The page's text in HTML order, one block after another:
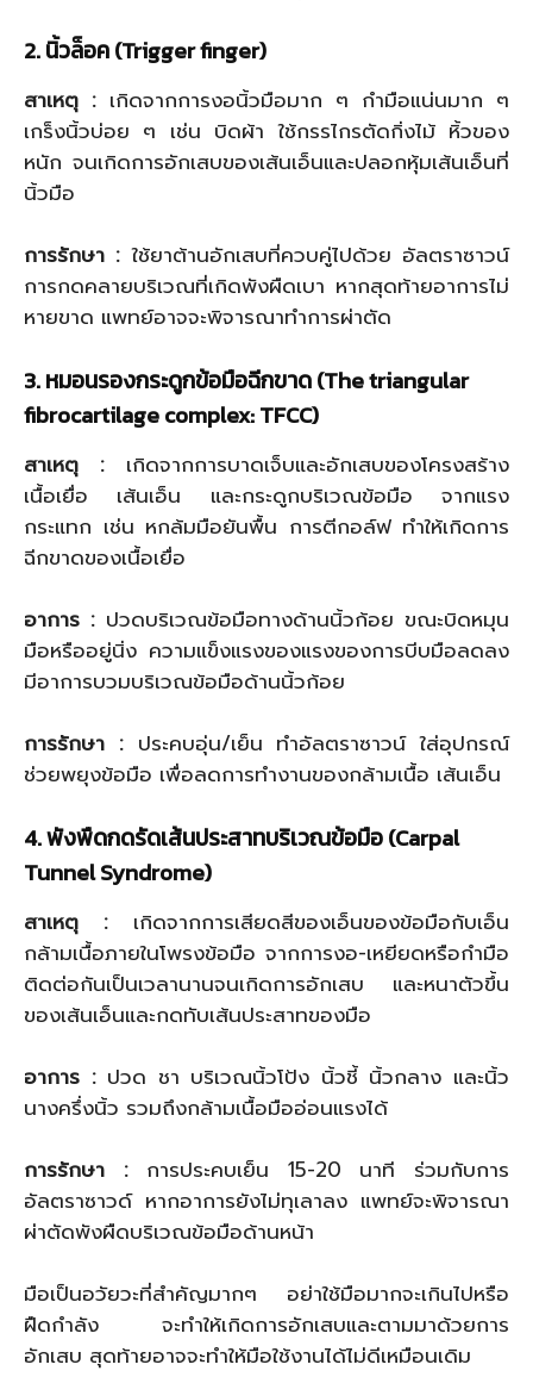
2. นิ้วล็อค (Trigger finger)
สาเหตุ : เกิดจากการงอนิ้วมือมาก ๆ กำมือแน่นมาก ๆ
เกร็งนิ้วบ่อย ๆ เช่น บิดผ้า ใช้กรรไกรตัดกิ่งไม้ หิ้วของ
หนัก จนเกิดการอักเสบของเส้นเอ็นและปลอกหุ้มเส้นเอ็นที่
นิ้วมือ
การรักษา : ใช้ยาต้านอักเสบที่ควบคู่ไปด้วย อัลตราซาวน์
การกดคลายบริเวณที่เกิดพังผืดเบา หากสุดท้ายอาการไม่
หายขาด แพทย์อาจจะพิจารณาทำการผ่าตัด
3. หมอนรองกระดูกข้อมือฉีกขาด (The triangular
fibrocartilage complex: TFCC)
สาเหตุ :
เกิดจากการบาดเจ็บและอักเสบของโครงสร้าง
เนื้อเยื่อ เส้นเอ็น และกระดูกบริเวณข้อมือ จากแรง
กระแทก เช่น หกล้มมือยันพื้น การตีกอล์ฟ ทำให้เกิดการ
ฉีกขาดของเนื้อเยื่อ
อาการ : ปวดบริเวณข้อมือทางด้านนิ้วก้อย ขณะบิดหมุน
มือหรืออยู่นิ่ง ความแข็งแรงของแรงของการบีบมือลดลง
มีอาการบวมบริเวณข้อมือด้านนิ้วก้อย
การรักษา : ประคบอุ่น/เย็น ทำอัลตราซาวน์ ใส่อุปกรณ์
ช่วยพยุงข้อมือ เพื่อลดการทำงานของกล้ามเนื้อ เส้นเอ็น
4. พังพืดกดรัดเส้นประสาทบริเวณข้อมือ (Carpal
Tunnel Syndrome)
สาเหตุ :
เกิดจากการเสียดสีของเอ็นของข้อมือกับเอ็น
กล้ามเนื้อภายในโพรงข้อมือ จากการงอ-เหยียดหรือกำมือ
ติดต่อกันเป็นเวลานานจนเกิดการอักเสบ และหนาตัวขึ้น
ของเส้นเอ็นและกดทับเส้นประสาทของมือ
อาการ : ปวด ชา บริเวณนิ้วโป้ง นิ้วชี้ นิ้วกลาง และนิ้ว
นางครึ่งนิ้ว รวมถึงกล้ามเนื้อมืออ่อนแรงได้
การรักษา : การประคบเย็น 15-20 นาที ร่วมกับการ
อัลตราซาวด์ หากอาการยังไม่ทุเลาลง แพทย์จะพิจารณา
ผ่าตัดพังผืดบริเวณข้อมือด้านหน้า
มือเป็นอวัยวะที่สำคัญมากๆ อย่าใช้มือมากจะเกินไปหรือ
ฝืดกำลัง จะทำให้เกิดการอักเสบและตามมาด้วยการ
อักเสบ สุดท้ายอาจจะทำให้มือใช้งานได้ไม่ดีเหมือนเดิม